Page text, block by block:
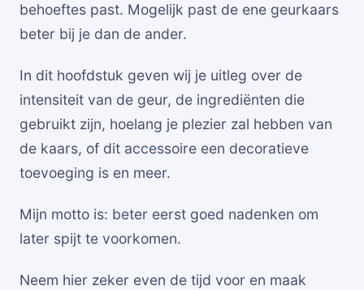
behoeftes past. Mogelijk past de ene geurkaars
beter bij je dan de ander.
In dit hoofdstuk geven wij je uitleg over de
intensiteit van de geur, de ingrediënten die
gebruikt zijn, hoelang je plezier zal hebben van
de kaars, of dit accessoire een decoratieve
toevoeging is en meer.
Mijn motto is: beter eerst goed nadenken om
later spijt te voorkomen.
Neem hier zeker even de tijd voor en maak